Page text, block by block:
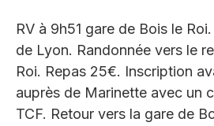
RV à 9h51 gare de Bois le
de Lyon. Randonnée vers le
Roi. Repas 25€. Inscription
auprès de Marinette avec un
TCF. Retour vers la gare de